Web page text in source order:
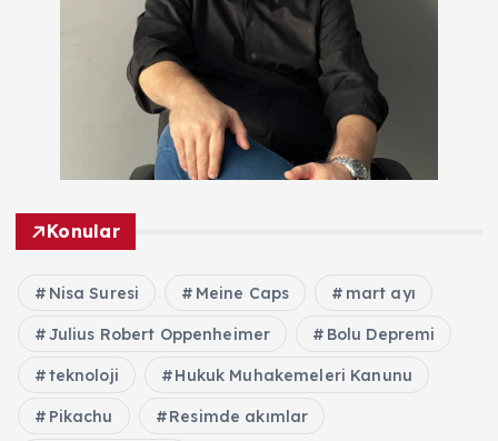
Konular
Nisa Suresi Meine Caps mart ayı
Julius Robert Oppenheimer Bolu Depremi
teknoloji Hukuk Muhakemeleri Kanunu
Pikachu Resimde akımlar